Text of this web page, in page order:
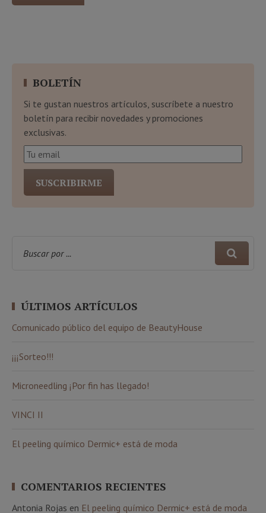
BOLETÍN
Si te gustan nuestros artículos, suscríbete a nuestro
boletín para recibir novedades y promociones
exclusivas.
ÚLTIMOS ARTÍCULOS
Comunicado público del equipo de BeautyHouse
¡¡¡Sorteo!!!
Microneedling ¡Por fin has llegado!
VINCI II
El peeling químico Dermic+ está de moda
COMENTARIOS RECIENTES
Antonia Rojas en El peeling químico Dermic+ está de moda